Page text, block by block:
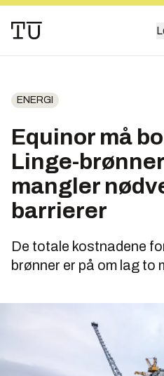
ENERGI
Equinor må
Linge-
mangler
barrierer
De totale kostnadene
brønner er på om lag to